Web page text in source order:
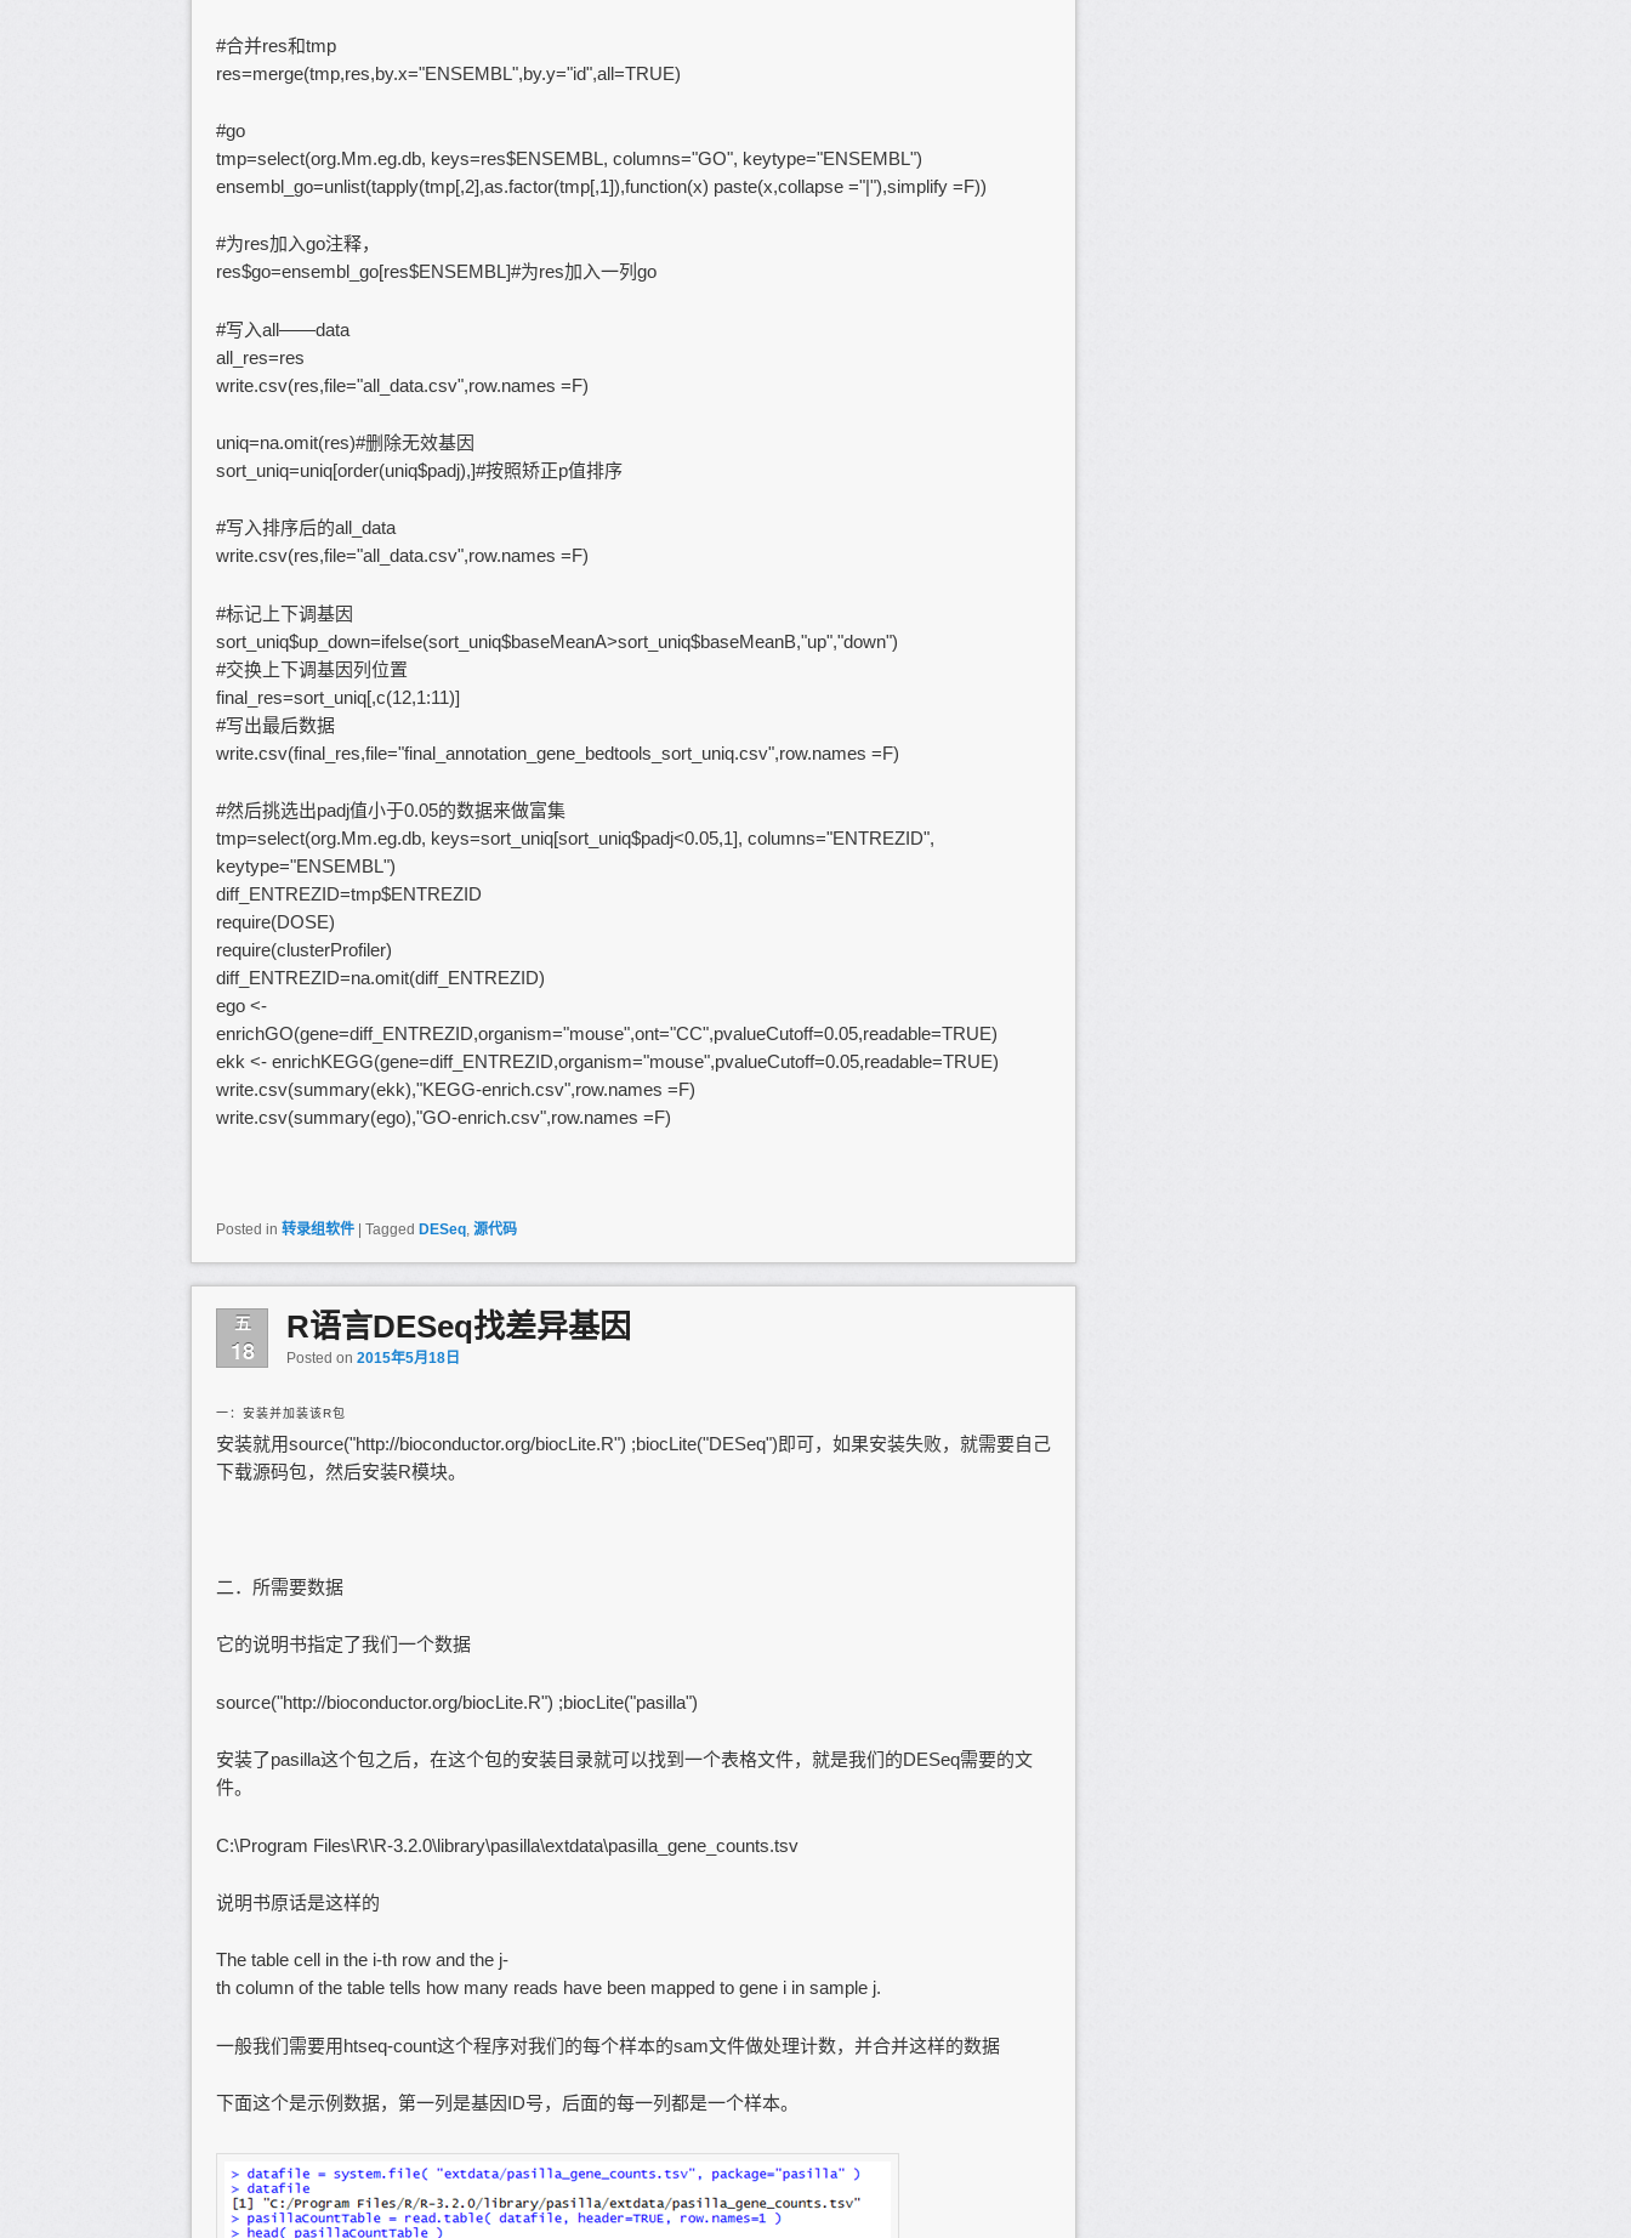
#合并res和tmp
res=merge(tmp,res,by.x="ENSEMBL",by.y="id",all=TRUE)
#go
tmp=select(org.Mm.eg.db, keys=res$ENSEMBL, columns="GO", keytype="ENSEMBL")
ensembl_go=unlist(tapply(tmp[,2],as.factor(tmp[,1]),function(x) paste(x,collapse ="|"),simplify =F))
#为res加入go注释，
res$go=ensembl_go[res$ENSEMBL]#为res加入一列go
#写入all——data
all_res=res
write.csv(res,file="all_data.csv",row.names =F)
uniq=na.omit(res)#删除无效基因
sort_uniq=uniq[order(uniq$padj),]#按照矫正p值排序
#写入排序后的all_data
write.csv(res,file="all_data.csv",row.names =F)
#标记上下调基因
sort_uniq$up_down=ifelse(sort_uniq$baseMeanA>sort_uniq$baseMeanB,"up","down")
#交换上下调基因列位置
final_res=sort_uniq[,c(12,1:11)]
#写出最后数据
write.csv(final_res,file="final_annotation_gene_bedtools_sort_uniq.csv",row.names =F)
#然后挑选出padj值小于0.05的数据来做富集
tmp=select(org.Mm.eg.db, keys=sort_uniq[sort_uniq$padj<0.05,1], columns="ENTREZID",
keytype="ENSEMBL")
diff_ENTREZID=tmp$ENTREZID
require(DOSE)
require(clusterProfiler)
diff_ENTREZID=na.omit(diff_ENTREZID)
ego <-
enrichGO(gene=diff_ENTREZID,organism="mouse",ont="CC",pvalueCutoff=0.05,readable=TRUE)
ekk <- enrichKEGG(gene=diff_ENTREZID,organism="mouse",pvalueCutoff=0.05,readable=TRUE)
write.csv(summary(ekk),"KEGG-enrich.csv",row.names =F)
write.csv(summary(ego),"GO-enrich.csv",row.names =F)
Posted in 转录组软件 Tagged DESeq, 源代码
五
18
R语言DESeq找差异基因
Posted on 2015年5月18日
一：安装并加装该R包
安装就用source("http://bioconductor.org/biocLite.R") ;biocLite("DESeq")即可，如果安装失败，就需要自己
下载源码包，然后安装R模块。
二．所需要数据
它的说明书指定了我们一个数据
source("http://bioconductor.org/biocLite.R") ;biocLite("pasilla")
安装了pasilla这个包之后，在这个包的安装目录就可以找到一个表格文件，就是我们的DESeq需要的文
件。
C:\Program Files\R\R-3.2.0\library\pasilla\extdata\pasilla_gene_counts.tsv
说明书原话是这样的
The table cell in the i-th row and the j-
th column of the table tells how many reads have been mapped to gene i in sample j.
一般我们需要用htseq-count这个程序对我们的每个样本的sam文件做处理计数，并合并这样的数据
下面这个是示例数据，第一列是基因ID号，后面的每一列都是一个样本。